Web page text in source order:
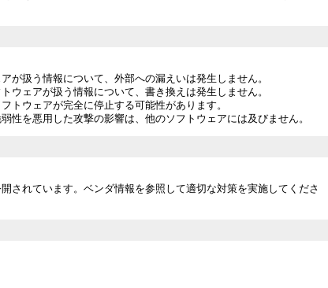
が扱う情報について、外部への漏えいは発生しません。
ウェアが扱う情報について、書き換えは発生しません。
トウェアが完全に停止する可能性があります。
性を悪用した攻撃の影響は、他のソフトウェアには及びません。
されています。ベンダ情報を参照して適切な対策を実施してくださ